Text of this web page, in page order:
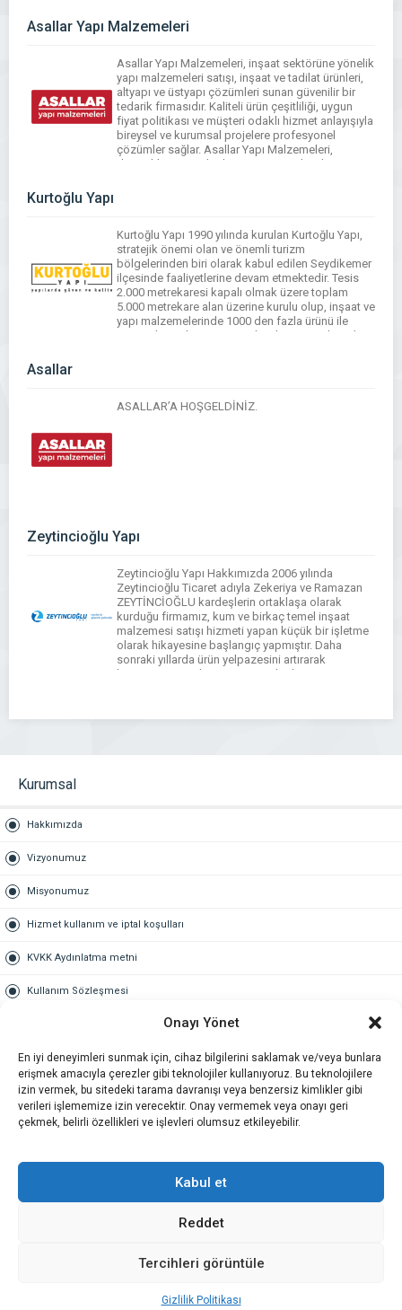
Onayı Yönet
En iyi deneyimleri sunmak için, cihaz bilgilerini saklamak ve/veya bunlara
erişmek amacıyla çerezler gibi teknolojiler kullanıyoruz. Bu teknolojilere
izin vermek, bu sitedeki tarama davranışı veya benzersiz kimlikler gibi
verileri işlememize izin verecektir. Onay vermemek veya onayı geri
çekmek, belirli özellikleri ve işlevleri olumsuz etkileyebilir.
Kabul et
Reddet
Tercihleri görüntüle
Gizlilik Politikası
[…]
Asallar Yapı Malzemeleri
Asallar Yapı Malzemeleri, inşaat sektörüne yönelik
yapı malzemeleri satışı, inşaat ve tadilat ürünleri,
altyapı ve üstyapı çözümleri sunan güvenilir bir
tedarik firmasıdır. Kaliteli ürün çeşitliliği, uygun
fiyat politikası ve müşteri odaklı hizmet anlayışıyla
bireysel ve kurumsal projelere profesyonel
çözümler sağlar. Asallar Yapı Malzemeleri,
dayanıklı ve standartlara uygun ürünleriyle yapı
Kurtoğlu Yapı
Kurtoğlu Yapı 1990 yılında kurulan Kurtoğlu Yapı,
stratejik önemi olan ve önemli turizm
bölgelerinden biri olarak kabul edilen Seydikemer
ilçesinde faaliyetlerine devam etmektedir. Tesis
2.000 metrekaresi kapalı olmak üzere toplam
5.000 metrekare alan üzerine kurulu olup, inşaat ve
yapı malzemelerinde 1000 den fazla ürünü ile
müşterilerine hizmet vermektedir. Müşterilerinden
Asallar
ASALLAR’A HOŞGELDİNİZ.
Zeytincioğlu Yapı
Zeytincioğlu Yapı Hakkımızda 2006 yılında
Zeytincioğlu Ticaret adıyla Zekeriya ve Ramazan
ZEYTİNCİOĞLU kardeşlerin ortaklaşa olarak
kurduğu firmamız, kum ve birkaç temel inşaat
malzemesi satışı hizmeti yapan küçük bir işletme
olarak hikayesine başlangıç yapmıştır. Daha
sonraki yıllarda ürün yelpazesini artırarak
büyümesini sürdürmüş, 2009 yılında satış
filosunu geliştiren […]
Kurumsal
Hakkımızda
Vizyonumuz
Misyonumuz
Hizmet kullanım ve iptal koşulları
KVKK Aydınlatma metni
Kullanım Sözleşmesi
Gold üyelik nedir
Kariyer